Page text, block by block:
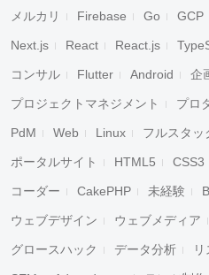
メルカリ Firebase Go GCP
Next.js React React.js
コンサル Flutter Android 企
プロジェクトマネジメント プロ
PdM Web Linux フルスタッ
ポータルサイト HTML5 CSS3
コーダー CakePHP 未経験
ウェブデザイン ウェブメディア
グロースハック データ分析